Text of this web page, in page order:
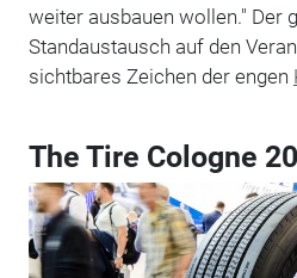
weiter ausbauen wollen." Der
Standaustausch auf den
sichtbares Zeichen der engen
The Tire Cologne